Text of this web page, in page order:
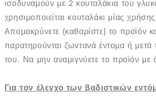
ισοδυναμούν με 2 κουταλάκια του
χρησιμοποιείται κουταλάκι μίας
Απομακρύνετε (καθαρίστε) το προϊόν
παρατηρούνται ζωντανά έντομα ή
του. Να μην αναμιγνύετε το προϊόν
Για τον έλεγχο των βαδιστικών